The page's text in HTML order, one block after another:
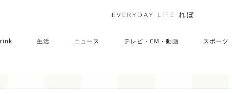
EVERYDAY LIFE れぽ
生活 ニュース テレビ・CM・動画 スポーツ